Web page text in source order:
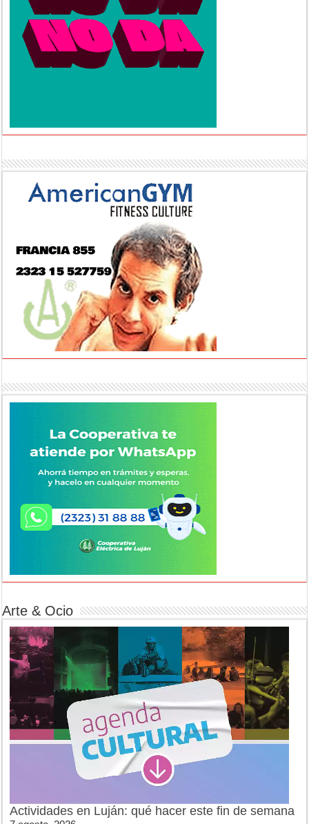
Arte & Ocio
Actividades en Luján: qué hacer este fin de semana